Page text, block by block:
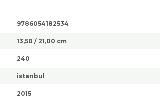
9786054182534
13,50 / 21,00 cm
240
istanbul
2015